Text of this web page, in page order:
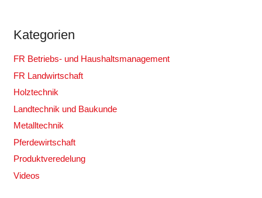
Kategorien
FR Betriebs- und Haushaltsmanagement
FR Landwirtschaft
Holztechnik
Landtechnik und Baukunde
Metalltechnik
Pferdewirtschaft
Produktveredelung
Videos